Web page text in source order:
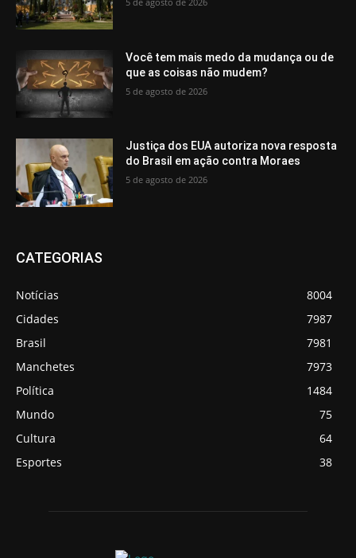
Você tem mais medo da mudança ou de
que as coisas não mudem?
5 de agosto de 2026
Justiça dos EUA autoriza nova resposta
do Brasil em ação contra Moraes
5 de agosto de 2026
CATEGORIAS
Notícias
8004
Cidades
7987
Brasil
7981
Manchetes
7973
Política
1484
Mundo
75
Cultura
64
Esportes
38